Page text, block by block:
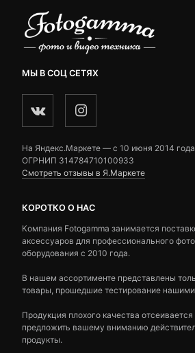
МЫ В СОЦ СЕТЯХ
На Яндекс.Маркете — c 10 июня 2014
ОГРНИП 314784710100933
Смотреть отзывы в Я.Маркете
КОРОТКО О НАС
Компания Fotogamma занимается
аксессуаров для профессионального
оборудования с 2010 года.
В нашем ассортименте представлены
товары, прошедшие тестирование
Продукция плохого качества
предложить вашему вниманию
продукты.